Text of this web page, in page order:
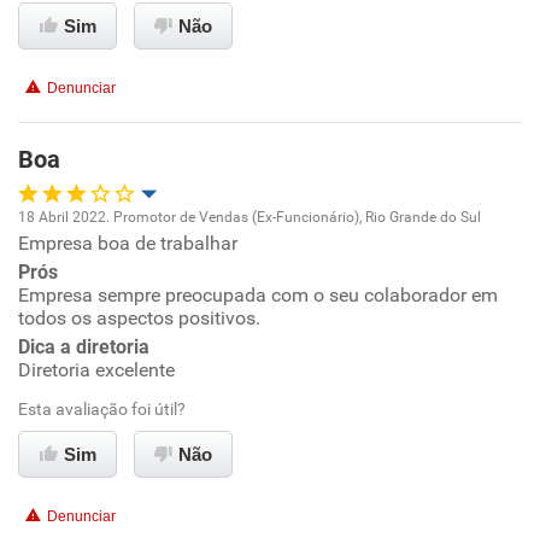
Benefícios
Sim Não
Denunciar
Boa
Oportunidade de promoção
Ambiente de trabalho
Conciliação com a vida familiar
Benefícios
Recomenda a diretoria
18 Abril 2022. Promotor de Vendas (Ex-Funcionário), Rio Grande do Sul
Empresa boa de trabalhar
Prós
Empresa sempre preocupada com o seu colaborador em
todos os aspectos positivos.
Dica a diretoria
Diretoria excelente
Esta avaliação foi útil?
Sim Não
Denunciar